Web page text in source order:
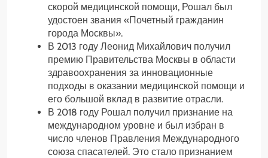
скорой медицинской помощи, Рошал был
удостоен звания «Почетный гражданин
города Москвы».
В 2013 году Леонид Михайлович получил
премию Правительства Москвы в области
здравоохранения за инновационные
подходы в оказании медицинской помощи и
его большой вклад в развитие отрасли.
В 2018 году Рошал получил признание на
международном уровне и был избран в
число членов Правления Международного
союза спасателей. Это стало признанием